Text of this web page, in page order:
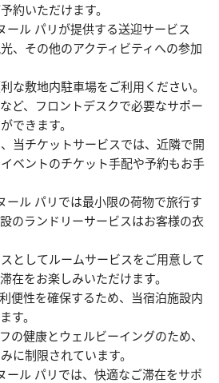
約いただけます。
ール パリが提供する送迎サービス
、その他のアクティビティへの参加
な敷地内駐車場をご利用ください。
ど、フロントデスクで必要なサポー
できます。
当チケットサービスでは、近隣で開
ベントのチケット手配や予約もお手
ール パリでは最小限の荷物で旅行す
のランドリーサービスはお客様の衣
としてルームサービスをご用意して
在をお楽しみいただけます。
便性を確保するため、当宿泊施設内
す。
の健康とウェルビーイングのため、
に制限されています。
ール パリでは、快適なご滞在をサポ